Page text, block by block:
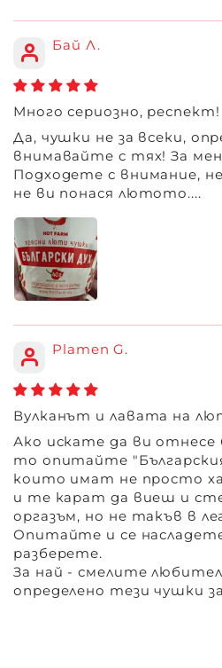
Бай Л.
Много сериозно, респект!
Да, чушки не за всеки,
внимавайте с тях! За мен
Подходете с внимание,
не ви понася лютото....
Plamen G.
Вулканът и лавата на
Ако искате да ви отнесе
то опитайте
които имат не просто
и те карат да виеш и
оргазъм, но не такъв в
Опитайте и се
разберете.
За най - смелите
определено тези чушки